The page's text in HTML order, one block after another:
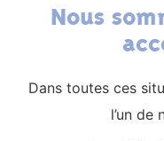
Nous
Dans toutes ces
l’un de